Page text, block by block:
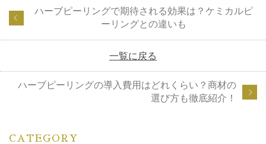
ハーブピーリングで期待される効果は？ケミカルピ
ーリングとの違いも
一覧に戻る
ハーブピーリングの導入費用はどれくらい？商材の
選び方も徹底紹介！
CATEGORY